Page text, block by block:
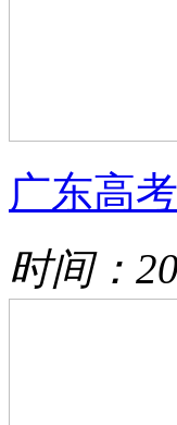
广东高
时间：